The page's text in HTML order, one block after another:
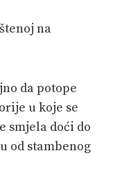
na
da potope
u koje se
smjela doći do
od stambenog